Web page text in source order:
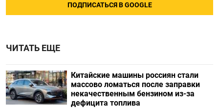
ПОДПИСАТЬСЯ В GOOGLE
ЧИТАТЬ ЕЩЕ
Китайские машины россиян стали
массово ломаться после заправки
некачественным бензином из-за
дефицита топлива